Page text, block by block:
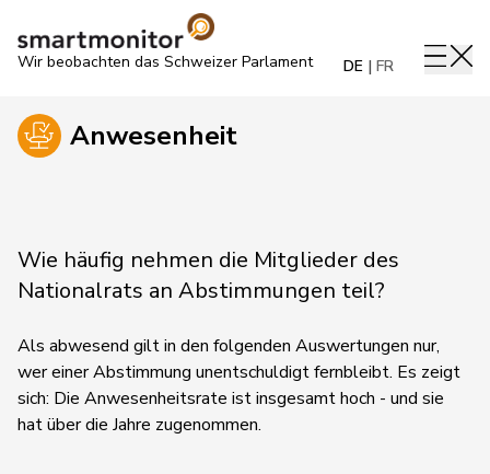
Wir beobachten das Schweizer Parlament DE FR
Anwesenheit
Wie häufig nehmen die Mitglieder des
Nationalrats an Abstimmungen teil?
Als abwesend gilt in den folgenden Auswertungen nur,
wer einer Abstimmung unentschuldigt fernbleibt. Es zeigt
sich: Die Anwesenheitsrate ist insgesamt hoch - und sie
hat über die Jahre zugenommen.